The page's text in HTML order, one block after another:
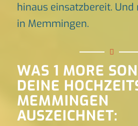
hinaus einsatzbereit.
in Memmingen.
WAS 1 MORE
DEINE
MEMMINGEN
AUSZEICHNET: